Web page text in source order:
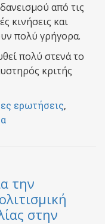
από τις
κινήσεις και
πολύ γρήγορα.
πολύ στενά το
κριτής
ερωτήσεις,
την
στην